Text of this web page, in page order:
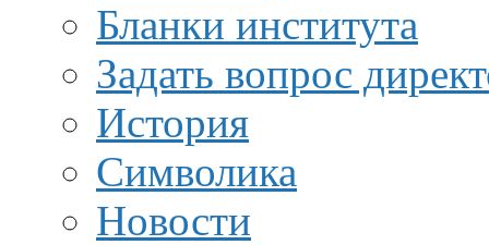
Бланки института
Задать вопрос
История
Символика
Новости